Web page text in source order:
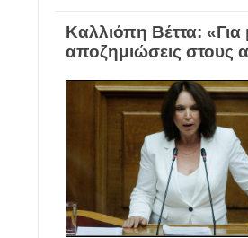
Καλλιόπη Βέττα:
αποζημιώσεις στους